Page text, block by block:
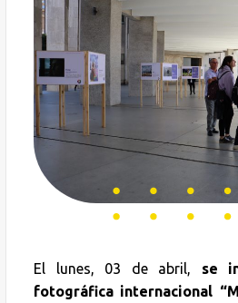
El lunes, 03 de abril, se
fotográfica internacional